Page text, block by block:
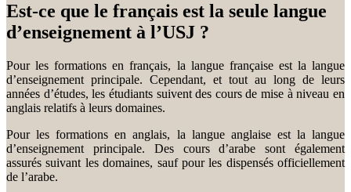
Est-ce que le français est la seule langue
d’enseignement à l’USJ ?
Pour les formations en français, la langue française est la langue
d’enseignement principale. Cependant, et tout au long de leurs
années d’études, les étudiants suivent des cours de mise à niveau en
anglais relatifs à leurs domaines.
Pour les formations en anglais, la langue anglaise est la langue
d’enseignement principale. Des cours d’arabe sont également
assurés suivant les domaines, sauf pour les dispensés officiellement
de l’arabe.